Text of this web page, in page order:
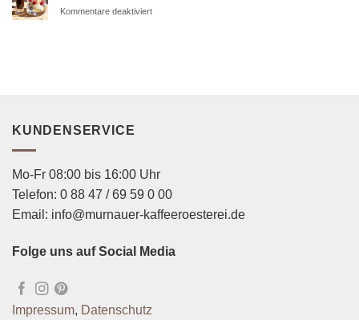
Kaffee
Kommentare deaktiviertfür
KUNDENSERVICE
Mo-Fr 08:00 bis 16:00 Uhr
Telefon: 0 88 47 / 69 59 0 00
Email: info@murnauer-kaffeeroesterei.de
Folge uns auf Social Media
Impressum, Datenschutz